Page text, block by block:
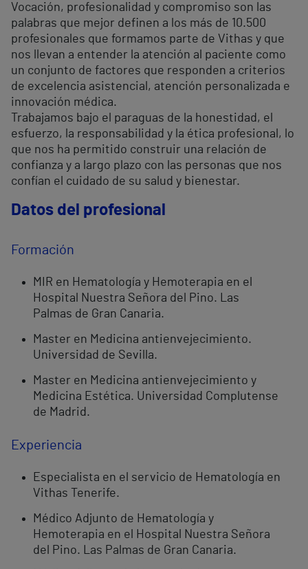
Vocación, profesionalidad y compromiso son las
palabras que mejor definen a los más de 10.500
profesionales que formamos parte de Vithas y que
nos llevan a entender la atención al paciente como
un conjunto de factores que responden a criterios
de excelencia asistencial, atención personalizada e
innovación médica.
Trabajamos bajo el paraguas de la honestidad, el
esfuerzo, la responsabilidad y la ética profesional, lo
que nos ha permitido construir una relación de
confianza y a largo plazo con las personas que nos
confían el cuidado de su salud y bienestar.
Datos del profesional
Formación
MIR en Hematología y Hemoterapia en el
Hospital Nuestra Señora del Pino. Las
Palmas de Gran Canaria.
Master en Medicina antienvejecimiento.
Universidad de Sevilla.
Master en Medicina antienvejecimiento y
Medicina Estética. Universidad Complutense
de Madrid.
Experiencia
Especialista en el servicio de Hematología en
Vithas Tenerife.
Médico Adjunto de Hematología y
Hemoterapia en el Hospital Nuestra Señora
del Pino. Las Palmas de Gran Canaria.